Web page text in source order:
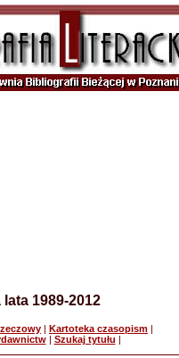
lata 1989-2012
| Kartoteka czasopism |
| Szukaj tytułu |